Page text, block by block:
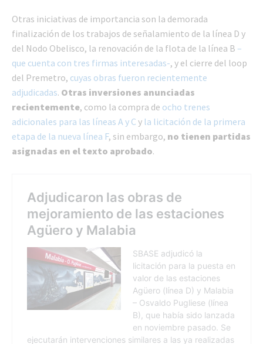
Otras iniciativas de importancia son la demorada
finalización de los trabajos de señalamiento de la línea D y
del Nodo Obelisco, la renovación de la flota de la línea B –
que cuenta con tres firmas interesadas-, y el cierre del loop
del Premetro, cuyas obras fueron recientemente
adjudicadas. Otras inversiones anunciadas
recientemente, como la compra de ocho trenes
adicionales para las líneas A y C y la licitación de la primera
etapa de la nueva línea F, sin embargo, no tienen partidas
asignadas en el texto aprobado.